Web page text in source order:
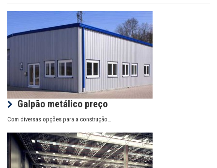
Galpão metálico preço
Com diversas opções para a construção…